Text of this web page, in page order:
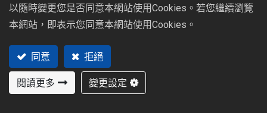
AI詐騙防不勝防！聲音、影像都能假？台
中律師教你看穿Deepfake，錢被騙走了該
怎麼辦？
2025/08/06
以隨時變更您是否同意本網站使用Cookies。若您繼續瀏覽
本網站，即表示您同意本網站使用Cookies。
同意 拒絕
閱讀更多 變更設定